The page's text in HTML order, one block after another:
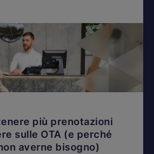
più prenotazioni
sulle OTA (e perché
averne bisogno)